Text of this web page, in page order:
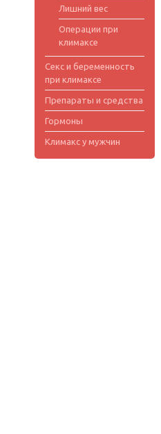
Лишний вес
Операции при
климаксе
Секс и беременность
при климаксе
Препараты и средства
Гормоны
Климакс у мужчин